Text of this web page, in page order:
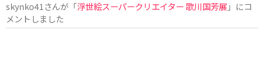
skynko41 さんが「浮世絵スーパークリエイター 歌川国芳展 」にコ
メントしました